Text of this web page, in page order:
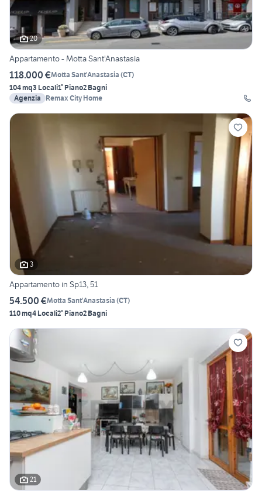
20
Appartamento - Motta Sant'Anastasia
118.000 €Motta Sant'Anastasia (CT)
104 mq3 Locali1° Piano2 Bagni
Agenzia
Remax City Home
3
Appartamento in Sp13, 51
54.500 €Motta Sant'Anastasia (CT)
110 mq4 Locali2° Piano2 Bagni
21